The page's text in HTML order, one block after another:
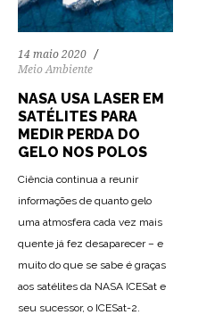
14 maio 2020
Meio Ambiente
NASA USA LASER EM
SATÉLITES PARA
MEDIR PERDA DO
GELO NOS POLOS
Ciência continua a reunir
informações de quanto gelo
uma atmosfera cada vez mais
quente já fez desaparecer – e
muito do que se sabe é graças
aos satélites da NASA ICESat e
seu sucessor, o ICESat-2.